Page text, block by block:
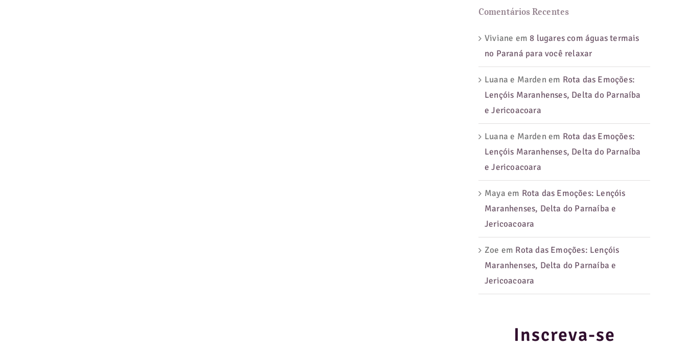
Comentários Recentes
Viviane em 8 lugares com águas termais
no Paraná para você relaxar
Luana e Marden em Rota das Emoções:
Lençóis Maranhenses, Delta do Parnaíba
e Jericoacoara
Luana e Marden em Rota das Emoções:
Lençóis Maranhenses, Delta do Parnaíba
e Jericoacoara
Maya em Rota das Emoções: Lençóis
Maranhenses, Delta do Parnaíba e
Jericoacoara
Zoe em Rota das Emoções: Lençóis
Maranhenses, Delta do Parnaíba e
Jericoacoara
Inscreva-se